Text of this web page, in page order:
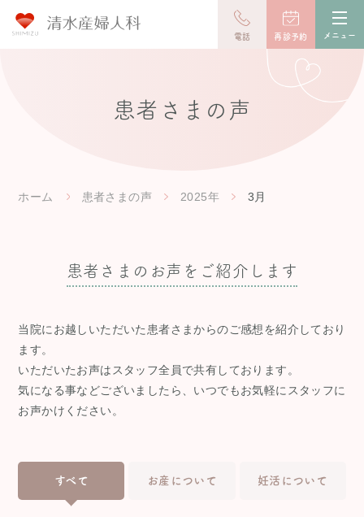
電話 再診予約 メニュー
患者さまの声
ホーム 患者さまの声 2025年 3月
患者さまのお声をご紹介します
当院にお越しいただいた患者さまからのご感想を紹介しており
ます。
いただいたお声はスタッフ全員で共有しております。
気になる事などございましたら、いつでもお気軽にスタッフに
お声かけください。
すべて お産について 妊活について